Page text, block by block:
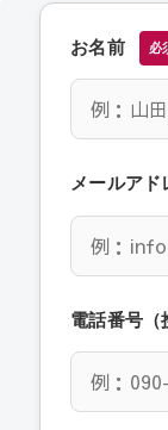
お名前 必
メールアド
電話番号（